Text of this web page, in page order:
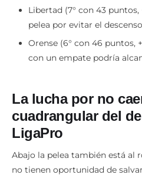
Libertad (7° con 43
pelea por evitar el
Orense (6° con 46 puntos,
con un empate podría
La lucha por no
cuadrangular del
LigaPro
Abajo la pelea también está al
no tienen oportunidad de